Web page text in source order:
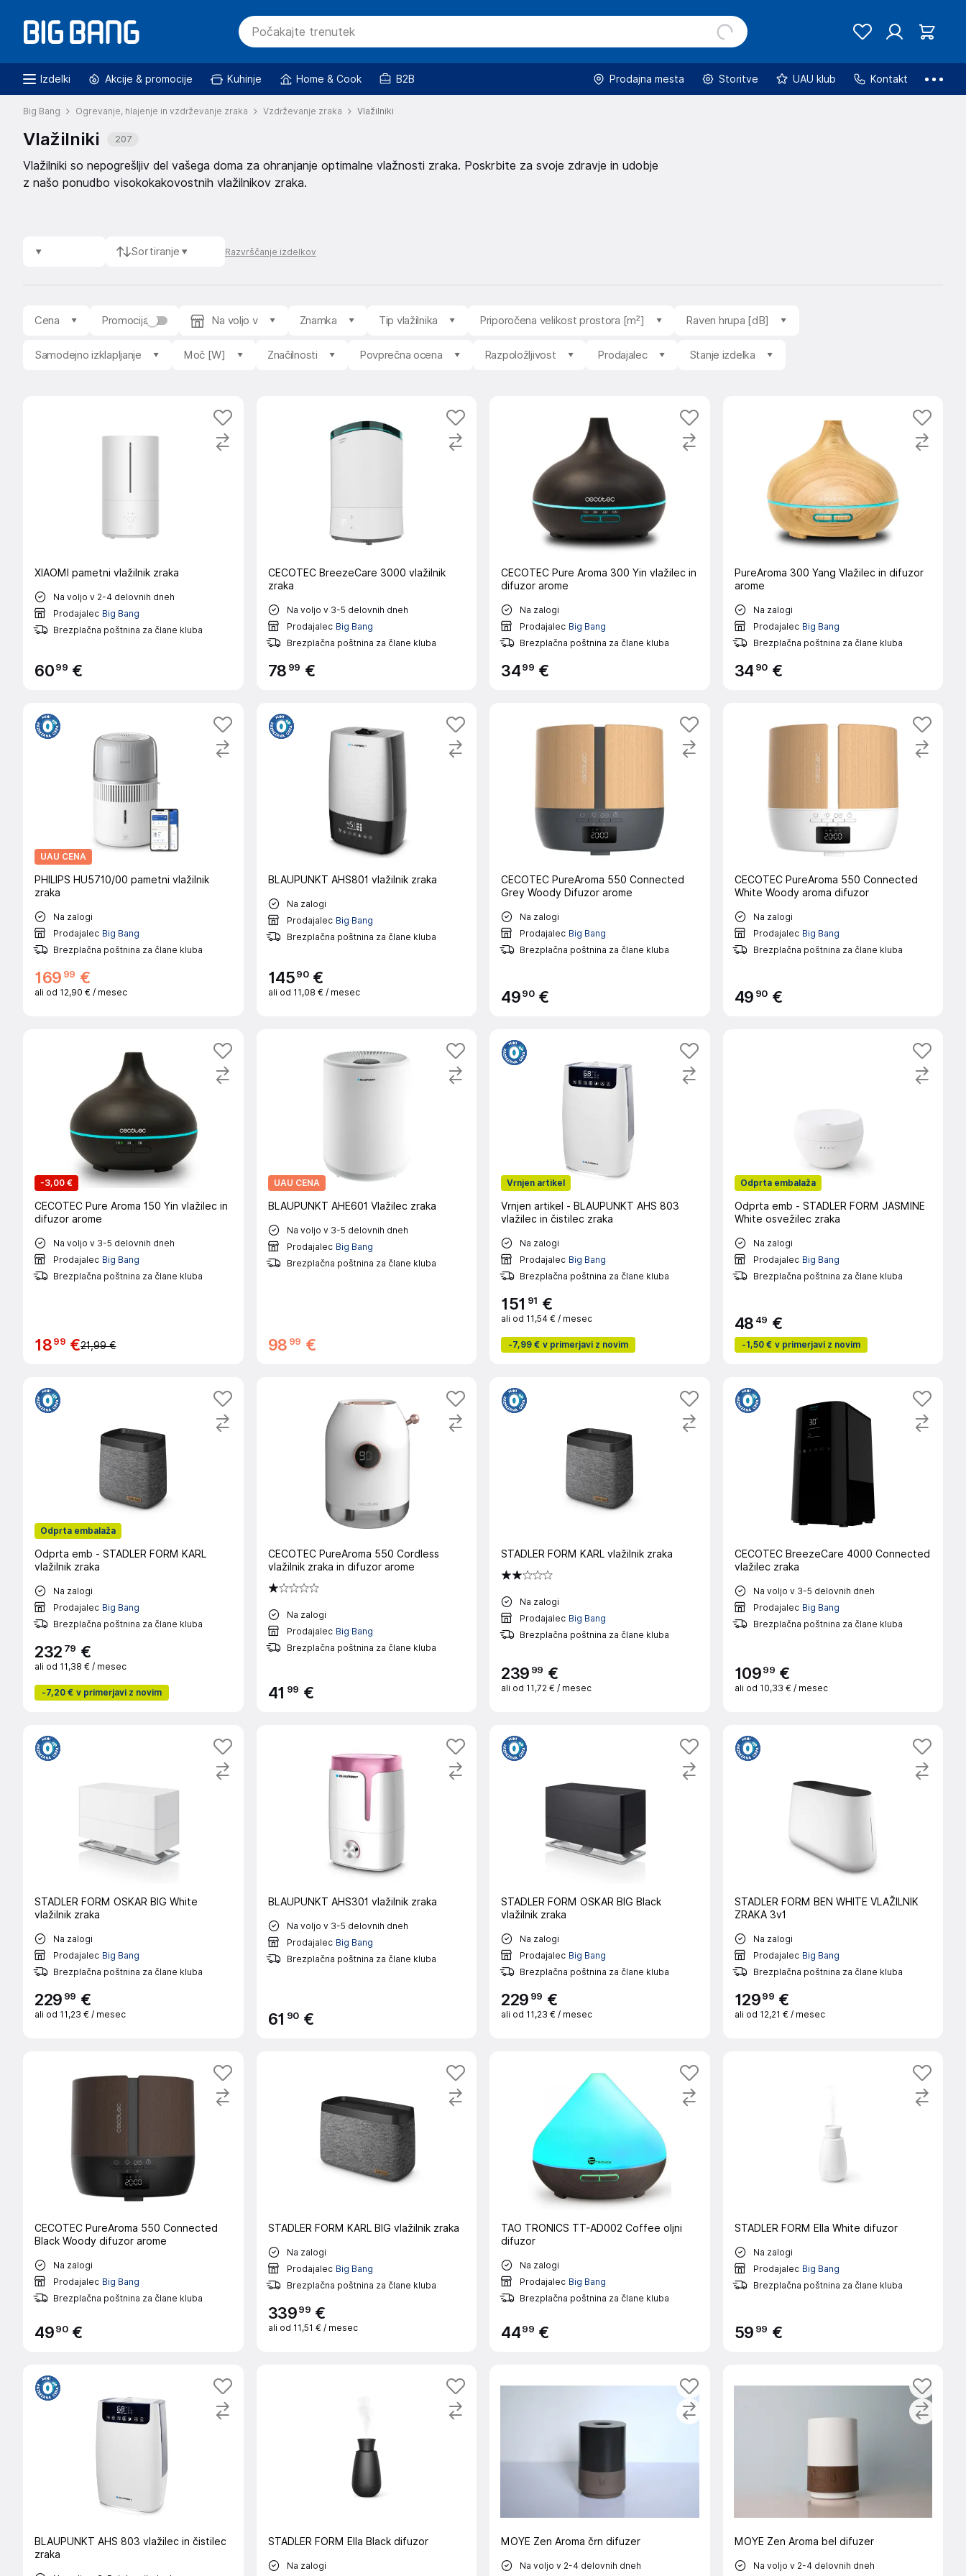
Izdelki Akcije & promocije Kuhinje Home & Cook B2B Prodajna mesta Storitve UAU klub Kontakt
Big Bang Ogrevanje, hlajenje in vzdrževanje zraka Vzdrževanje zraka Vlažilniki
Vlažilniki 207
Vlažilniki so nepogrešljiv del vašega doma za ohranjanje optimalne vlažnosti zraka. Poskrbite za svoje zdravje in udobje
z našo ponudbo visokokakovostnih vlažilnikov zraka.
Sortiranje Razvrščanje izdelkov
Cena Promocija Na voljo v Znamka Tip vlažilnika Priporočena velikost prostora [m²] Raven hrupa [dB]
Samodejno izklapljanje Moč [W] Značilnosti Povprečna ocena Razpoložljivost Prodajalec Stanje izdelka
XIAOMI pametni vlažilnik zraka
Na voljo v 2-4 delovnih dneh
Prodajalec Big Bang
Brezplačna poštnina za člane kluba
6099 €
CECOTEC BreezeCare 3000 vlažilnik
zraka
Na voljo v 3-5 delovnih dneh
Prodajalec Big Bang
Brezplačna poštnina za člane kluba
78 99 €
CECOTEC Pure Aroma 300 Yin vlažilec in
difuzor arome
Na zalogi
Prodajalec Big Bang
Brezplačna poštnina za člane kluba
3499 €
PureAroma 300 Yang Vlažilec in difuzor
arome
Na zalogi
Prodajalec Big Bang
Brezplačna poštnina za člane kluba
34 90 €
UAU CENA
PHILIPS HU5710/00 pametni vlažilnik
zraka
Na zalogi
Prodajalec Big Bang
Brezplačna poštnina za člane kluba
169 99 €
ali od 12,90 € / mesec
BLAUPUNKT AHS801 vlažilnik zraka
Na zalogi
Prodajalec Big Bang
Brezplačna poštnina za člane kluba
14590 €
ali od 11,08 € / mesec
CECOTEC PureAroma 550 Connected
Grey Woody Difuzor arome
Na zalogi
Prodajalec Big Bang
Brezplačna poštnina za člane kluba
4990 €
CECOTEC PureAroma 550 Connected
White Woody aroma difuzor
Na zalogi
Prodajalec Big Bang
Brezplačna poštnina za člane kluba
49 90 €
-3,00 €
CECOTEC Pure Aroma 150 Yin vlažilec in
difuzor arome
Na voljo v 3-5 delovnih dneh
Prodajalec Big Bang
Brezplačna poštnina za člane kluba
1899 €21,99 €
UAU CENA
BLAUPUNKT AHE601 Vlažilec zraka
Na voljo v 3-5 delovnih dneh
Prodajalec Big Bang
Brezplačna poštnina za člane kluba
98 99 €
Vrnjen artikel
Vrnjen artikel - BLAUPUNKT AHS 803
vlažilec in čistilec zraka
Na zalogi
Prodajalec Big Bang
Brezplačna poštnina za člane kluba
151 91 €
ali od 11,54 € / mesec
-7,99 € v primerjavi z novim
Odprta embalaža
Odprta emb - STADLER FORM JASMINE
White osvežilec zraka
Na zalogi
Prodajalec Big Bang
Brezplačna poštnina za člane kluba
48 49 €
-1,50 € v primerjavi z novim
Odprta embalaža
Odprta emb - STADLER FORM KARL
vlažilnik zraka
Na zalogi
Prodajalec Big Bang
Brezplačna poštnina za člane kluba
232 79 €
ali od 11,38 € / mesec
-7,20 € v primerjavi z novim
CECOTEC PureAroma 550 Cordless
vlažilnik zraka in difuzor arome
Na zalogi
Prodajalec Big Bang
Brezplačna poštnina za člane kluba
41 99 €
STADLER FORM KARL vlažilnik zraka
Na zalogi
Prodajalec Big Bang
Brezplačna poštnina za člane kluba
239 99 €
ali od 11,72 € / mesec
CECOTEC BreezeCare 4000 Connected
vlažilec zraka
Na voljo v 3-5 delovnih dneh
Prodajalec Big Bang
Brezplačna poštnina za člane kluba
10999 €
ali od 10,33 € / mesec
STADLER FORM OSKAR BIG White
vlažilnik zraka
Na zalogi
Prodajalec Big Bang
Brezplačna poštnina za člane kluba
229 99 €
ali od 11,23 € / mesec
BLAUPUNKT AHS301 vlažilnik zraka
Na voljo v 3-5 delovnih dneh
Prodajalec Big Bang
Brezplačna poštnina za člane kluba
61 90 €
STADLER FORM OSKAR BIG Black
vlažilnik zraka
Na zalogi
Prodajalec Big Bang
Brezplačna poštnina za člane kluba
229 99 €
ali od 11,23 € / mesec
STADLER FORM BEN WHITE VLAŽILNIK
ZRAKA 3v1
Na zalogi
Prodajalec Big Bang
Brezplačna poštnina za člane kluba
12999 €
ali od 12,21 € / mesec
CECOTEC PureAroma 550 Connected
Black Woody difuzor arome
Na zalogi
Prodajalec Big Bang
Brezplačna poštnina za člane kluba
4990 €
STADLER FORM KARL BIG vlažilnik zraka
Na zalogi
Prodajalec Big Bang
Brezplačna poštnina za člane kluba
33999 €
ali od 11,51 € / mesec
TAO TRONICS TT-AD002 Coffee oljni
difuzor
Na zalogi
Prodajalec Big Bang
Brezplačna poštnina za člane kluba
4499 €
STADLER FORM Ella White difuzor
Na zalogi
Prodajalec Big Bang
Brezplačna poštnina za člane kluba
59 99 €
BLAUPUNKT AHS 803 vlažilec in čistilec
zraka
STADLER FORM Ella Black difuzor
Na zalogi
MOYE Zen Aroma črn difuzer
Na voljo v 2-4 delovnih dneh
MOYE Zen Aroma bel difuzer
Na voljo v 2-4 delovnih dneh